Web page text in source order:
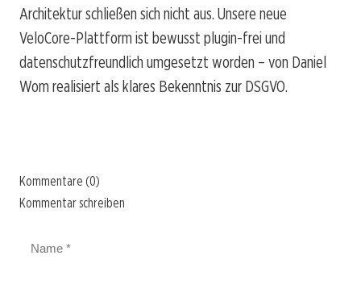
Architektur schließen sich nicht aus. Unsere neue
VeloCore-Plattform ist bewusst plugin-frei und
datenschutzfreundlich umgesetzt worden – von Daniel
Wom realisiert als klares Bekenntnis zur DSGVO.
Kommentare (0)
Kommentar schreiben